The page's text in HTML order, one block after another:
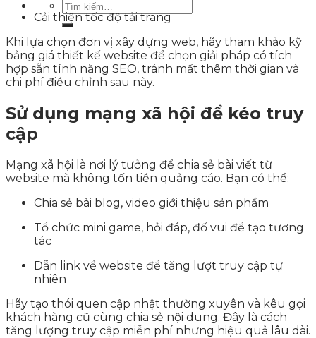
Cải thiện tốc độ tải trang
Khi lựa chọn đơn vị xây dựng web, hãy tham khảo kỹ
bảng giá thiết kế website để chọn giải pháp có tích
hợp sẵn tính năng SEO, tránh mất thêm thời gian và
chi phí điều chỉnh sau này.
Sử dụng mạng xã hội để kéo truy
cập
Mạng xã hội là nơi lý tưởng để chia sẻ bài viết từ
website mà không tốn tiền quảng cáo. Bạn có thể:
Chia sẻ bài blog, video giới thiệu sản phẩm
Tổ chức mini game, hỏi đáp, đố vui để tạo tương
tác
Dẫn link về website để tăng lượt truy cập tự
nhiên
Hãy tạo thói quen cập nhật thường xuyên và kêu gọi
khách hàng cũ cùng chia sẻ nội dung. Đây là cách
tăng lượng truy cập miễn phí nhưng hiệu quả lâu dài.